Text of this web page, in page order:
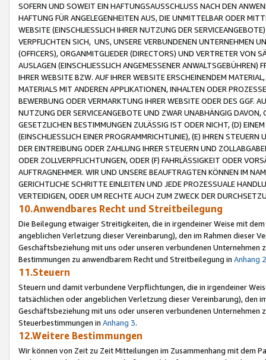
SOFERN UND SOWEIT EIN HAFTUNGSAUSSCHLUSS NACH DEN
HAFTUNG FÜR ANGELEGENHEITEN AUS, DIE UNMITTELBAR ODER
WEBSITE (EINSCHLIESSLICH IHRER NUTZUNG DER
VERPFLICHTEN SICH, UNS, UNSERE VERBUNDENEN UNTERNEHMEN
(OFFICERS), ORGANMITGLIEDER (DIRECTORS) UND VERTRETER VON
AUSLAGEN (EINSCHLIESSLICH ANGEMESSENER
IHRER WEBSITE BZW. AUF IHRER WEBSITE ERSCHEINENDEM
MATERIALS MIT ANDEREN APPLIKATIONEN, INHALTEN ODER
BEWERBUNG ODER VERMARKTUNG IHRER WEBSITE ODER DES GGF.
NUTZUNG DER SERVICEANGEBOTE UND ZWAR UNABHÄNGIG
GESETZLICHEN BESTIMMUNGEN ZULÄSSIG IST ODER NICHT, (D)
(EINSCHLIESSLICH EINER PROGRAMMRICHTLINIE), (E) IHREN
DER EINTREIBUNG ODER ZAHLUNG IHRER STEUERN UND
ODER ZOLLVERPFLICHTUNGEN, ODER (F) FAHRLÄSSIGKEIT ODER
AUFTRAGNEHMER. WIR UND UNSERE BEAUFTRAGTEN KÖNNEN IM
GERICHTLICHE SCHRITTE EINLEITEN UND JEDE PROZESSUALE
VERTEIDIGEN, ODER UM RECHTE AUCH ZUM ZWECK DER
10.Anwendbares Recht und Streitbeilegung
Die Beilegung etwaiger Streitigkeiten, die in irgendeiner Weise mit
angeblichen Verletzung dieser Vereinbarung), den im Rahmen dieser
Geschäftsbeziehung mit uns oder unseren verbundenen
Bestimmungen zu anwendbarem Recht und Streitbeilegung in Anhang 2
11.Steuern
Steuern und damit verbundene Verpflichtungen, die in irgendeiner
tatsächlichen oder angeblichen Verletzung dieser Vereinbarung), den
Geschäftsbeziehung mit uns oder unseren verbundenen
Steuerbestimmungen in Anhang 3.
12.Weitere Bestimmungen
Wir können von Zeit zu Zeit Mitteilungen im Zusammenhang mit dem